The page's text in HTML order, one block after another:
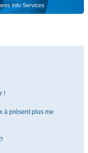
Info Services
!
à présent plus me